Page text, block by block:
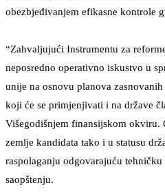
obezbjeđivanjem efikasne kontrole
“Zahvaljujući Instrumentu za
neposredno operativno iskustvo u
unije na osnovu planova
koji će se primjenjivati i na države
Višegodišnjem finansijskom okviru.
zemlje kandidata tako i u statusu
raspolaganju odgovarajuću
saopštenju.